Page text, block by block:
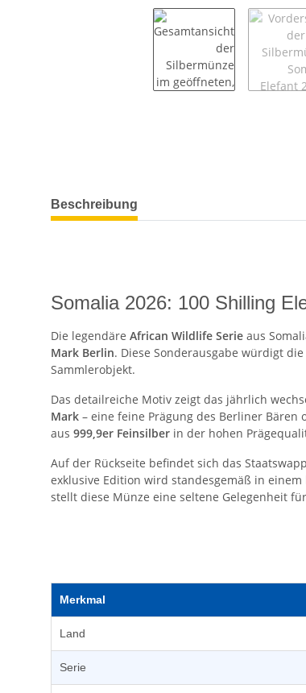
weitere Registerkarten anzeigen
Beschreibung
Somalia 2026: 100 Shilling
Die legendäre African Wildlife Serie aus
Mark Berlin. Diese Sonderausgabe würdigt
Sammlerobjekt.
Das detailreiche Motiv zeigt das jährlich
Mark – eine feine Prägung des Berliner Bären
aus 999,9er Feinsilber in der hohen
Auf der Rückseite befindet sich das
exklusive Edition wird standesgemäß in einem
stellt diese Münze eine seltene Gelegenheit
Merkmal
Land
Serie